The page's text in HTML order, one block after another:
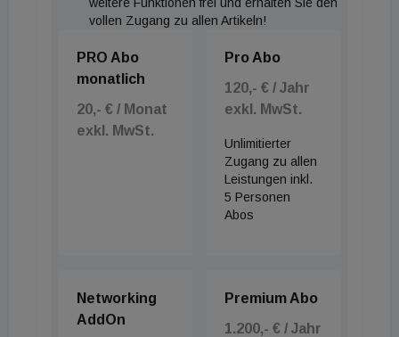
vollen Zugang zu allen Artikeln!
PRO Abo
monatlich
20,- € / Monat
exkl. MwSt.
Pro Abo
120,- € / Jahr
exkl. MwSt.
Unlimitierter
Zugang zu allen
Leistungen inkl.
5 Personen
Abos
Networking
AddOn
Premium Abo
1.200,- € / Jahr